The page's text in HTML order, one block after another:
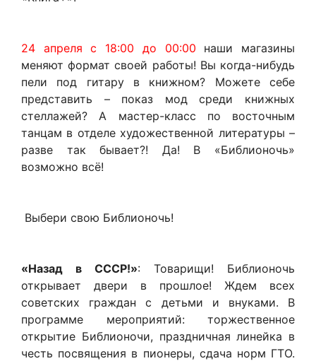
24 апреля с 18:00 до 00:00 наши магазины
меняют формат своей работы! Вы когда-нибудь
пели под гитару в книжном? Можете себе
представить – показ мод среди книжных
стеллажей? А мастер-класс по восточным
танцам в отделе художественной литературы –
разве так бывает?! Да! В «Библионочь»
возможно всё!
Выбери свою Библионочь!
«Назад в СССР!»: Товарищи! Библионочь
открывает двери в прошлое! Ждем всех
советских граждан с детьми и внуками. В
программе мероприятий: торжественное
открытие Библионочи, праздничная линейка в
честь посвящения в пионеры, сдача норм ГТО.